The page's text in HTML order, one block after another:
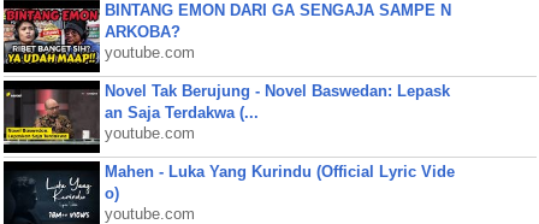
BINTANG EMON DARI GA SENGAJA SAMPE N
ARKOBA?
youtube.com
Novel Tak Berujung - Novel Baswedan: Lepask
an Saja Terdakwa (...
youtube.com
Mahen - Luka Yang Kurindu (Official Lyric Vide
o)
youtube.com